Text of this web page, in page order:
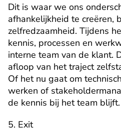
Dit is waar we ons
afhankelijkheid te creëren,
zelfredzaamheid. Tijdens
kennis, processen en
interne team van de klant.
afloop van het traject
Of het nu gaat om
werken of
de kennis bij het team blijft.
5. Exit